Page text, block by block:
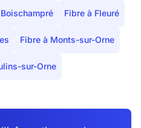
Fibre à Fleuré
Fibre à Monts-sur-Orne
sur-Orne